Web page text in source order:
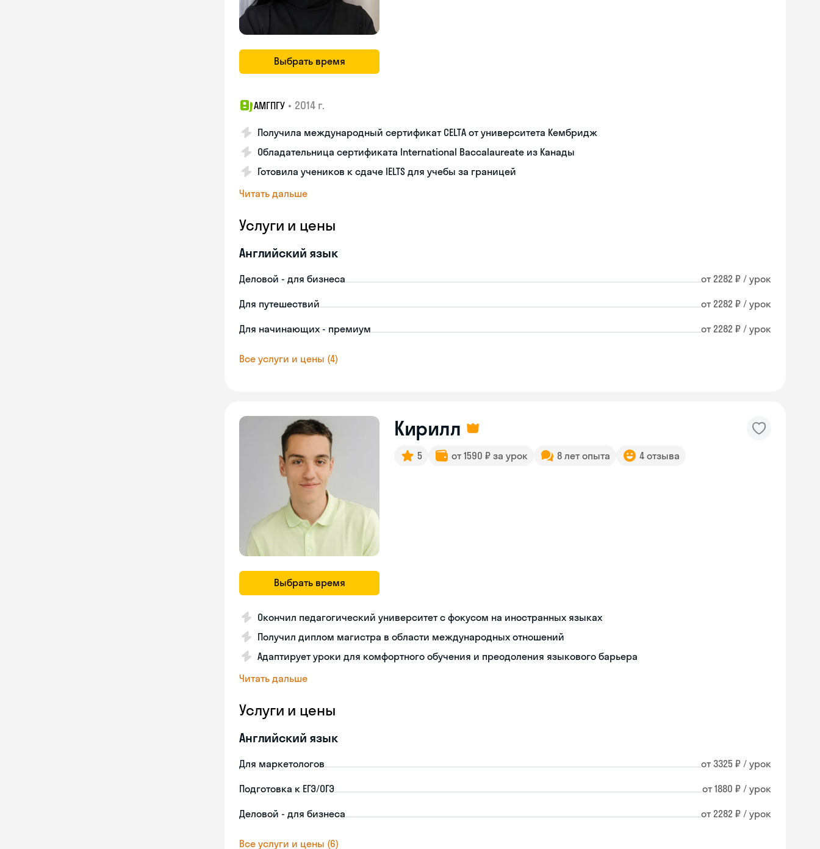
Выбрать время
АМГПГУ • 2014 г.
Получила международный сертификат CELTA от университета Кембридж
Обладательница сертификата International Baccalaureate из Канады
Готовила учеников к сдаче IELTS для учебы за границей
Читать дальше
Услуги и цены
Английский язык
Деловой - для бизнеса от 2282 ₽ / урок
Для путешествий от 2282 ₽ / урок
Для начинающих - премиум от 2282 ₽ / урок
Все услуги и цены (4)
Выбрать время
Кирилл
5 от 1590 ₽ за урок 8 лет опыта 4 отзыва
Окончил педагогический университет с фокусом на иностранных языках
Получил диплом магистра в области международных отношений
Адаптирует уроки для комфортного обучения и преодоления языкового барьера
Читать дальше
Услуги и цены
Английский язык
Для маркетологов от 3325 ₽ / урок
Подготовка к ЕГЭ/ОГЭ от 1880 ₽ / урок
Деловой - для бизнеса от 2282 ₽ / урок
Все услуги и цены (6)